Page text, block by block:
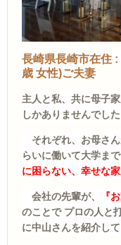
長崎県長崎市在住
歳 女性)ご夫妻
主人 と私、共に母子
しかありませんでした
それぞれ、お母さん
らいに働いて大学ま
に困らない、幸せな家
会社の先輩が、 『
のことで プロの人と
に中山さんを紹介して